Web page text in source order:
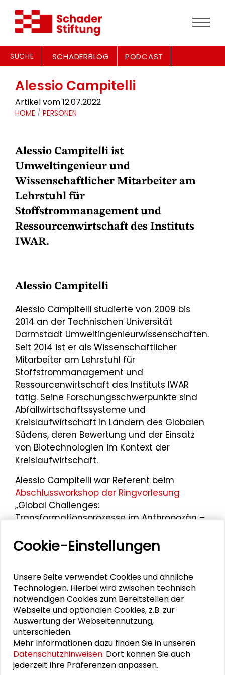
SUCHE SCHADERBLOG PODCAST
Alessio Campitelli
Artikel vom 12.07.2022
HOME / PERSONEN
Alessio Campitelli ist
Umweltingenieur und
Wissenschaftlicher Mitarbeiter am
Lehrstuhl für
Stoffstrommanagement und
Ressourcenwirtschaft des Instituts
IWAR.
Alessio Campitelli
Alessio Campitelli studierte von 2009 bis
2014 an der Technischen Universität
Darmstadt Umweltingenieurwissenschaften.
Seit 2014 ist er als Wissenschaftlicher
Mitarbeiter am Lehrstuhl für
Stoffstrommanagement und
Ressourcenwirtschaft des Instituts IWAR
tätig. Seine Forschungsschwerpunkte sind
Abfallwirtschaftssysteme und
Kreislaufwirtschaft in Ländern des Globalen
Südens, deren Bewertung und der Einsatz
von Biotechnologien im Kontext der
Kreislaufwirtschaft.
Alessio Campitelli war Referent beim
Abschlussworkshop der Ringvorlesung
„Global Challenges:
Transformationsprozesse im Anthropozän –
Interdisziplinären Studienschwerpunktes der
Technischen Universität Darmstadt am 12.
Personen im Kontext
Patrick Voos
Anna Scheuermann
Cookie-Einstellungen
Unsere Seite verwendet Cookies und ähnliche
Technologien. Hierbei wird zwischen technisch
notwendigen Cookies zum Bereitstellen der
Webseite und optionalen Cookies, z.B. zur
Auswertung der Webseitennutzung,
unterschieden.
Mehr Informationen dazu finden Sie in unseren
Datenschutzhinweisen. Dort können Sie auch
jederzeit Ihre Präferenzen anpassen.